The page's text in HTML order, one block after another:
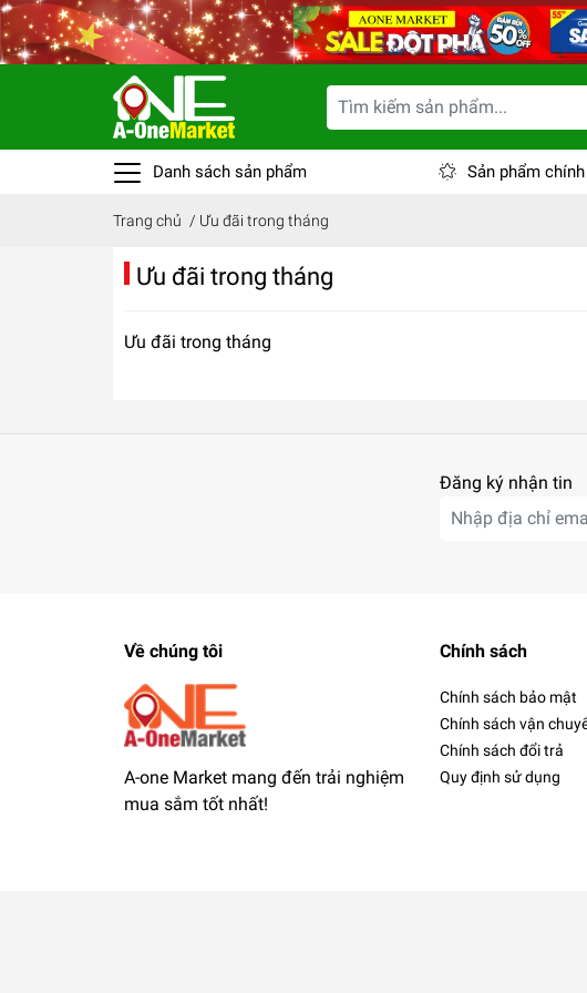
Danh sách sản phẩm Sản phẩm
Trang chủ / Ưu đãi trong tháng
Ưu đãi trong tháng
Ưu đãi trong tháng
Đăng ký nhận tin
Về chúng tôi
A-one Market mang đến trải nghiệm
mua sắm tốt nhất!
Chính sách
Chính sách bảo mật
Chính sách vận
Chính sách đổi trả
Quy định sử dụng